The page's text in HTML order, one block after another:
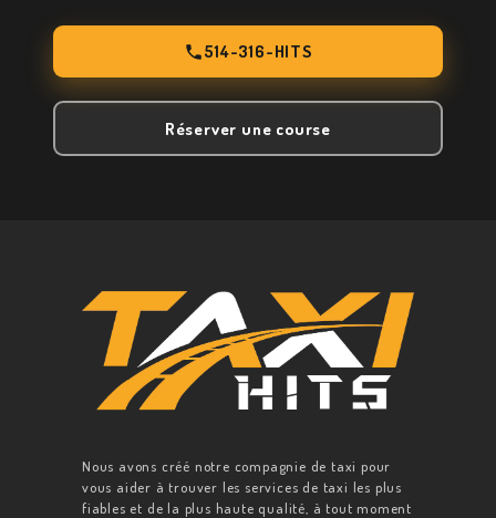
514-316-HITS
Réserver une course
Nous avons créé notre compagnie de taxi pour
vous aider à trouver les services de taxi les plus
fiables et de la plus haute qualité, à tout moment